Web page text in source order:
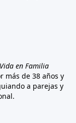
Vida en Familia
más de 38 años y
a parejas y